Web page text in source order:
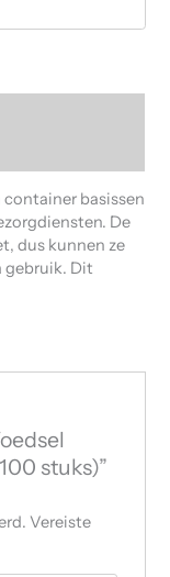
basissen
De
dus kunnen ze
gebruik. Dit
stuks)”
Vereiste